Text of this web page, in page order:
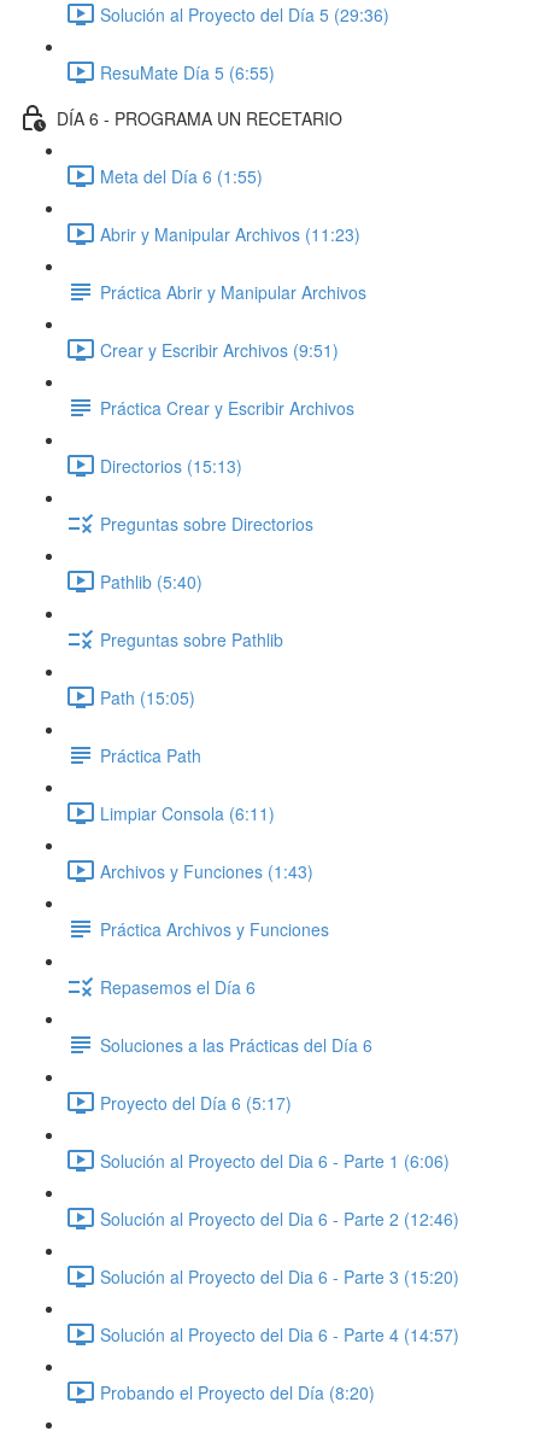
Solución al Proyecto del Día 5 (29:36)
ResuMate Día 5 (6:55)
DÍA 6 - PROGRAMA UN RECETARIO
Meta del Día 6 (1:55)
Abrir y Manipular Archivos (11:23)
Práctica Abrir y Manipular Archivos
Crear y Escribir Archivos (9:51)
Práctica Crear y Escribir Archivos
Directorios (15:13)
Preguntas sobre Directorios
Pathlib (5:40)
Preguntas sobre Pathlib
Path (15:05)
Práctica Path
Limpiar Consola (6:11)
Archivos y Funciones (1:43)
Práctica Archivos y Funciones
Repasemos el Día 6
Soluciones a las Prácticas del Día 6
Proyecto del Día 6 (5:17)
Solución al Proyecto del Dia 6 - Parte 1 (6:06)
Solución al Proyecto del Dia 6 - Parte 2 (12:46)
Solución al Proyecto del Dia 6 - Parte 3 (15:20)
Solución al Proyecto del Dia 6 - Parte 4 (14:57)
Probando el Proyecto del Día (8:20)